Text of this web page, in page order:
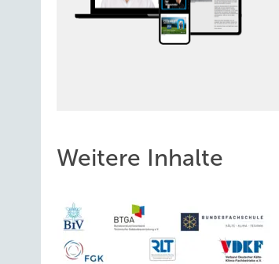
Weitere Inhalte